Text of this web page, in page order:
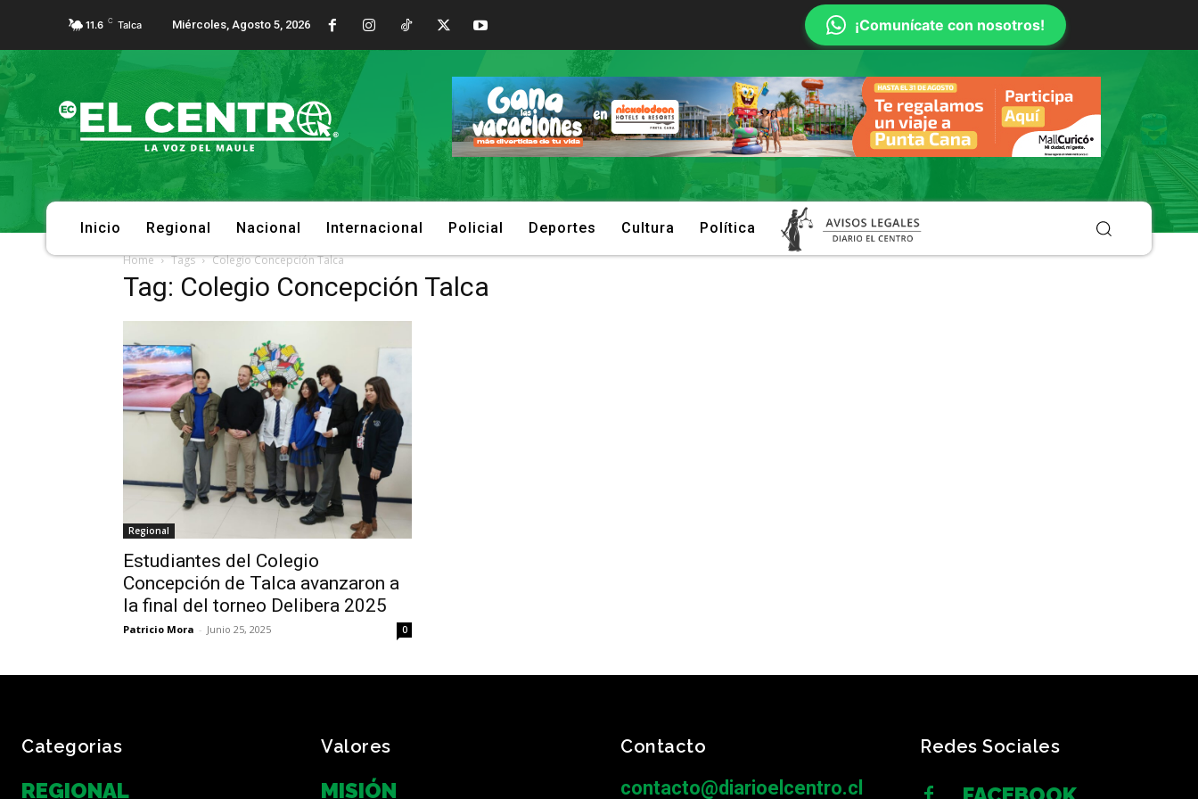
11.6 C Talca Miércoles, Agosto 5, 2026 ¡Comunícate con nosotros!
Inicio Regional Nacional Internacional Policial Deportes Cultura Política
Home Tags Colegio Concepción Talca
Tag: Colegio Concepción Talca
Regional
Estudiantes del Colegio
Concepción de Talca avanzaron a
la final del torneo Delibera 2025
Patricio Mora - Junio 25, 2025 0
Categorias
REGIONAL
Valores
MISIÓN
Contacto
contacto@diarioelcentro.cl
Redes Sociales